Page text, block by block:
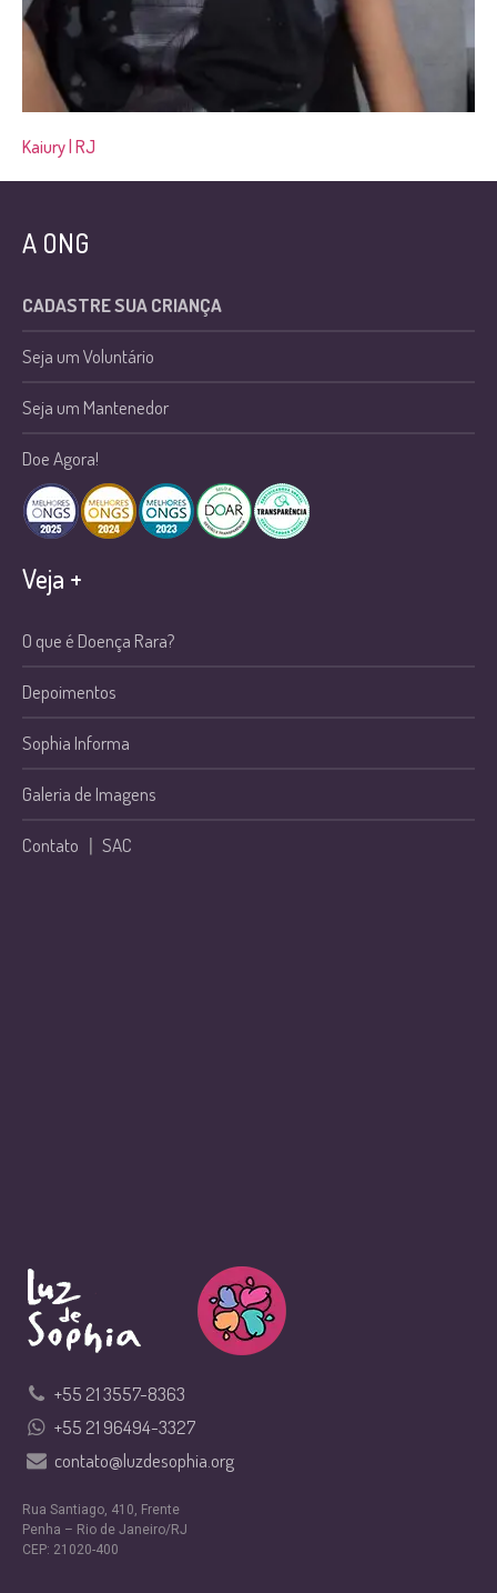
Kaiury | RJ
A ONG
CADASTRE SUA CRIANÇA
Seja um Voluntário
Seja um Mantenedor
Doe Agora!
Veja +
O que é Doença Rara?
Depoimentos
Sophia Informa
Galeria de Imagens
Contato |SAC
+55 21 3557-8363
+55 21 96494-3327
contato@luzdesophia.org
Rua Santiago, 410, Frente
Penha – Rio de Janeiro/RJ
CEP: 21020-400